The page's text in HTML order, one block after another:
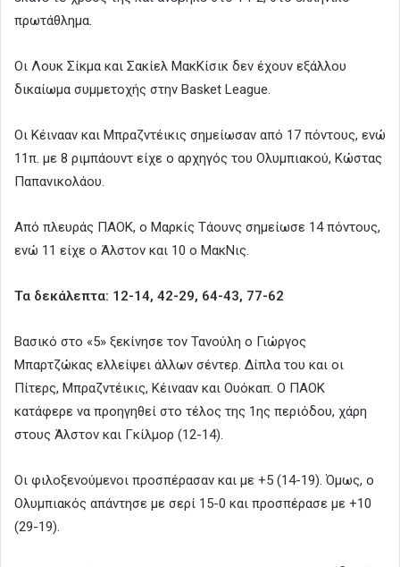
πρωτάθλημα.
Οι Λουκ Σίκμα και Σακίελ ΜακΚίσικ δεν έχουν εξάλλου
δικαίωμα συμμετοχής στην Basket League.
Oι Κέινααν και Μπραζντέικις σημείωσαν από 17 πόντους, ενώ
11π. με 8 ριμπάουντ είχε ο αρχηγός του Ολυμπιακού, Κώστας
Παπανικολάου.
Από πλευράς ΠΑΟΚ, ο Μαρκίς Τάουνς σημείωσε 14 πόντους,
ενώ 11 είχε ο Άλστον και 10 ο ΜακΝις.
Τα δεκάλεπτα: 12-14, 42-29, 64-43, 77-62
Βασικό στο «5» ξεκίνησε τον Τανούλη ο Γιώργος
Μπαρτζώκας ελλείψει άλλων σέντερ. Δίπλα του και οι
Πίτερς, Μπραζντέικις, Κέινααν και Ουόκαπ. Ο ΠΑΟΚ
κατάφερε να προηγηθεί στο τέλος της 1ης περιόδου, χάρη
στους Άλστον και Γκίλμορ (12-14).
Οι φιλοξενούμενοι προσπέρασαν και με +5 (14-19). Όμως, ο
Ολυμπιακός απάντησε με σερί 15-0 και προσπέρασε με +10
(29-19).